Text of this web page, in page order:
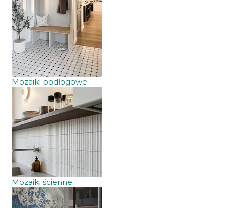
Mozaiki podłogowe
Mozaiki ścienne